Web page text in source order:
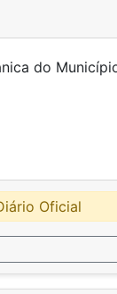
Orgânica
Oficial